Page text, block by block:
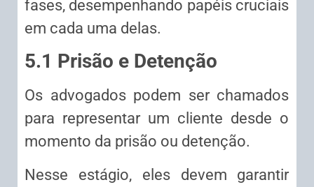
fases, desempenhando papéis cruciais
em cada uma delas.
5.1 Prisão e Detenção
Os advogados podem ser chamados
para representar um cliente desde o
momento da prisão ou detenção.
Nesse estágio, eles devem garantir